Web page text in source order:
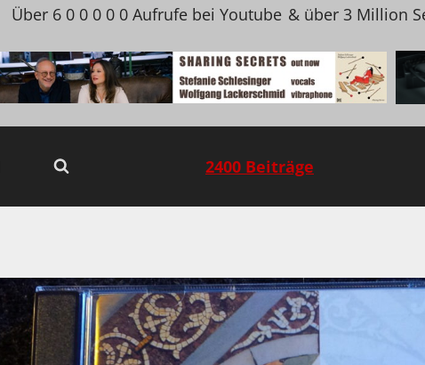
Über 6 0 0 0 0 0 Aufrufe bei Youtube & über 3 Million
2400 Beiträge